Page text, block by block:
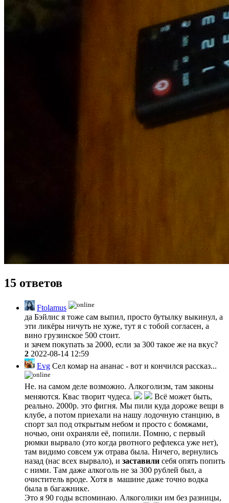
15 ответов
Ftolamus
да Бэйлис я тоже сам выпил, просто бутылку выкинул, а
эти ликёры ничуть не хуже, тут я с тобой согласен, а
вино грузинское 500 стоит.
и зачем покупать за 2000, если за 300 такое же на вкус?
2 2022-08-14 12:59
Evg Сел комар на ананас - вот и кончился рассказ...
Не. на самом деле возможно. Алкоголизм, там законы
меняются. Квас творит чудеса.
Всё может быть,
реально. 2000р. это фигня. Мы пили куда дороже вещи в
клубе, а потом приехали на нашу лодочную станцию, в
спорт зал под открытым небом и просто с бомжами,
ночью, они охраняли её, попили. Помню, с первый
рюмки вырвало (это когда рвотного рефлекса уже нет),
там видимо совсем уж отрава была. Ничего, вернулись
назад (нас всех вырвало), и заставили себя опять попить
с ними. Там даже алкоголь не за 300 рублей был, а
очиститель вроде. Хотя в машине даже точно водка
была в багажнике.
Это я 90 годы вспоминаю. Алкоголики им без разницы,